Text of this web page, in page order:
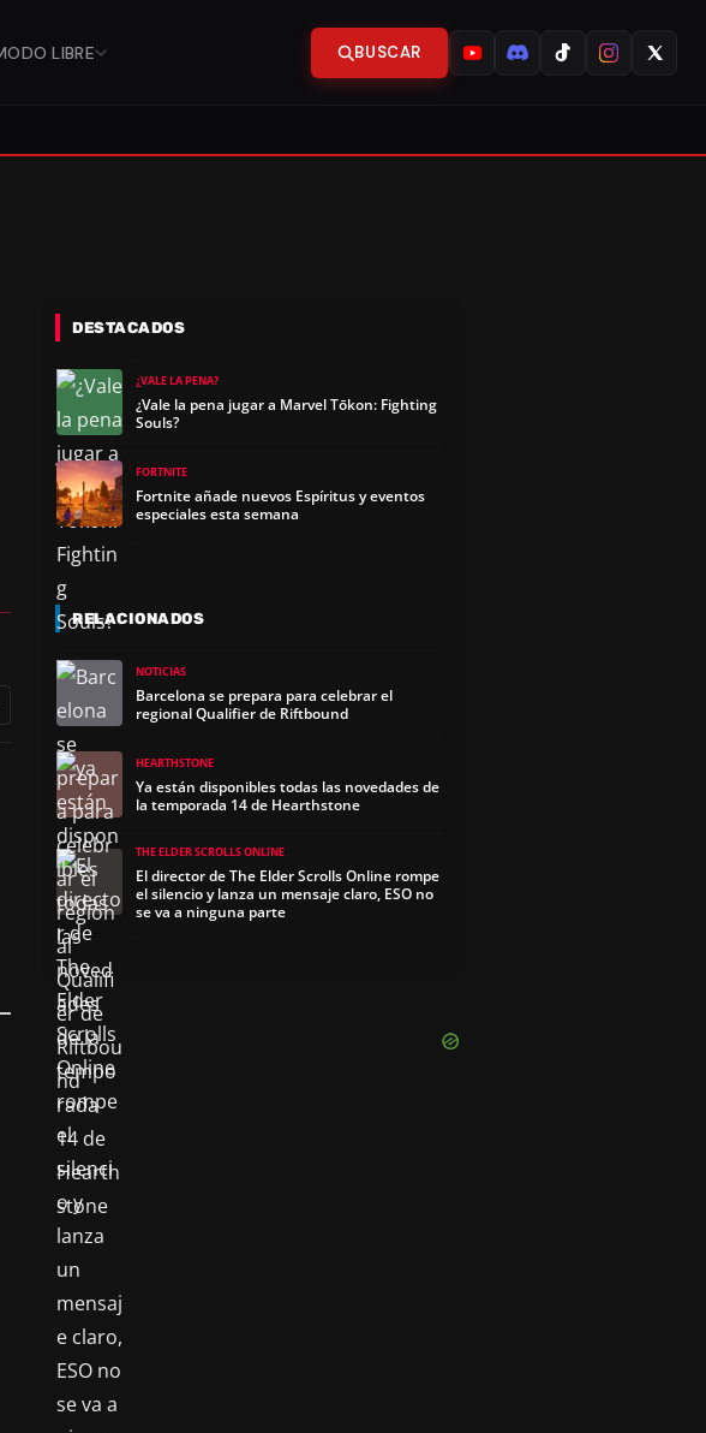
LIBRE BUSCAR
DESTACADOS
¿VALE LA PENA?
¿Vale la pena jugar a Marvel Tōkon: Fighting
Souls?
FORTNITE
Fortnite añade nuevos Espíritus y eventos
especiales esta semana
RELACIONADOS
NOTICIAS
Barcelona se prepara para celebrar el
regional Qualifier de Riftbound
HEARTHSTONE
Ya están disponibles todas las novedades de
la temporada 14 de Hearthstone
THE ELDER SCROLLS ONLINE
El director de The Elder Scrolls Online rompe
el silencio y lanza un mensaje claro, ESO no
se va a ninguna parte